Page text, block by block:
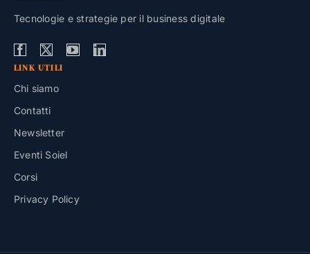
Tecnologie e strategie per il business digitale
LINK UTILI
Chi siamo
Contatti
Newsletter
Eventi Soiel
Corsi
Privacy Policy